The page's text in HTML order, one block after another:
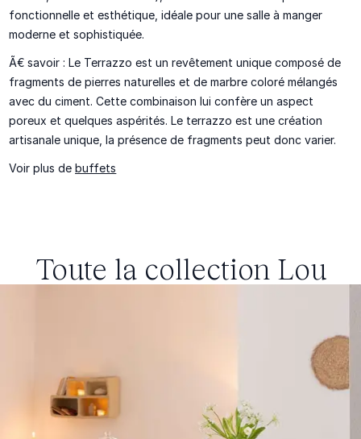
fonctionnelle et esthétique, idéale pour une salle à manger
moderne et sophistiquée.
Ã€ savoir : Le Terrazzo est un revêtement unique composé de
fragments de pierres naturelles et de marbre coloré mélangés
avec du ciment. Cette combinaison lui confère un aspect
poreux et quelquesaspérités. Le terrazzo est une création
artisanale unique, la présence de fragments peut donc varier.
Voir plus debuffets
Toute la collection Lou